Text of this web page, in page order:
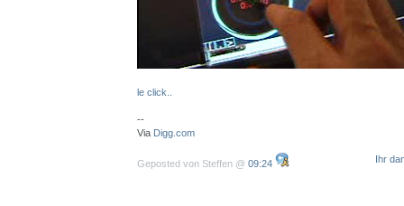
le click..
--
Via Digg.com
Geposted von Steffen @ 09:24 Ihr